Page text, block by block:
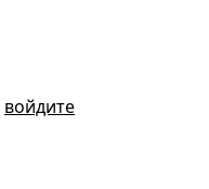
войдите